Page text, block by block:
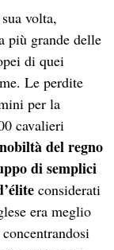
volta,
più grande delle
di quei
Le perdite
per la
cavalieri
del regno
di semplici
considerati
era meglio